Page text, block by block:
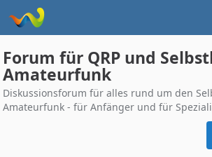
Forum für QRP und
Amateurfunk
Diskussionsforum für alles rund um den
Amateurfunk - für Anfänger und für